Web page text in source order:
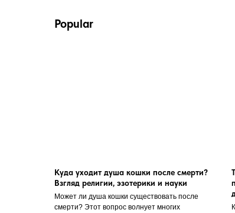
Popular
Куда уходит душа кошки после смерти?
Взгляд религии, эзотерики и науки
Может ли душа кошки существовать после
смерти? Этот вопрос волнует многих